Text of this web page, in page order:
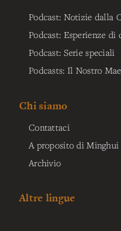
Podcast: Notizie dalla
Podcast: Esperienze di
Podcast: Serie speciali
Podcasts: Il Nostro
Chi siamo
Contattaci
A proposito di Minghui
Archivio
Altre lingue